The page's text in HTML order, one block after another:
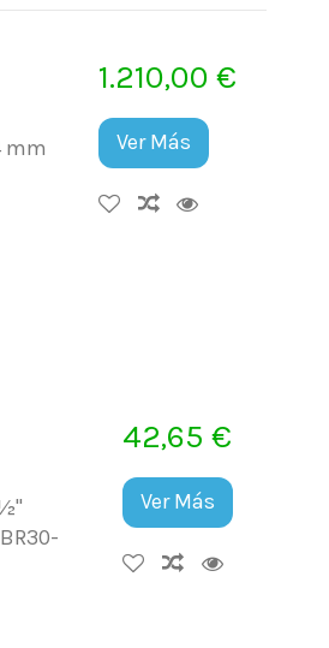
mm
1.210,00 €
Ver Más
42,65 €
Ver Más